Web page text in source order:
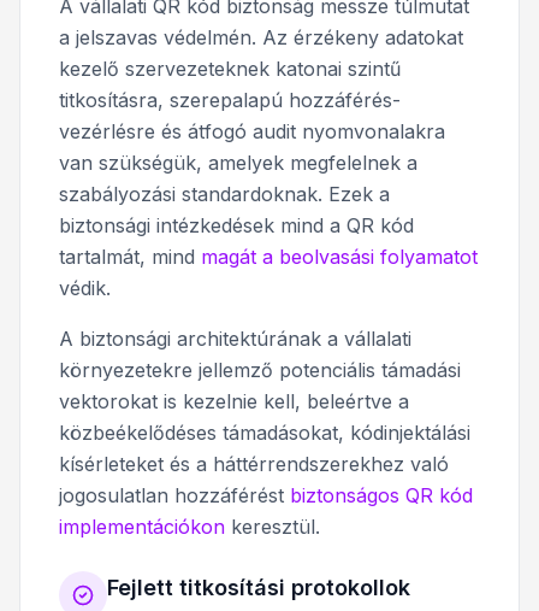
A vállalati QR kód biztonság messze túlmutat
a jelszavas védelmén. Az érzékeny adatokat
kezelő szervezeteknek katonai szintű
titkosításra, szerepalapú hozzáférés-
vezérlésre és átfogó audit nyomvonalakra
van szükségük, amelyek megfelelnek a
szabályozási standardoknak. Ezek a
biztonsági intézkedések mind a QR kód
tartalmát, mind magát a beolvasási folyamatot
védik.
A biztonsági architektúrának a vállalati
környezetekre jellemző potenciális támadási
vektorokat is kezelnie kell, beleértve a
közbeékelődéses támadásokat, kódinjektálási
kísérleteket és a háttérrendszerekhez való
jogosulatlan hozzáférést biztonságos QR kód
implementációkon keresztül.
Fejlett titkosítási protokollok